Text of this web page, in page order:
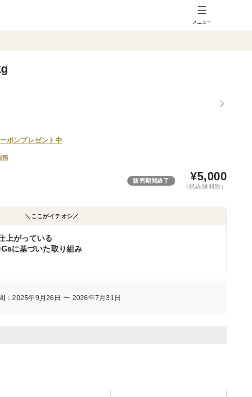
メニュー
ポンプレゼント中
稿
販売期間終了 ¥5,000
（税込/送料別）
＼ここがイチオシ／
上がっている
に基づいた取り組み
：2025年9月26日 〜 2026年7月31日